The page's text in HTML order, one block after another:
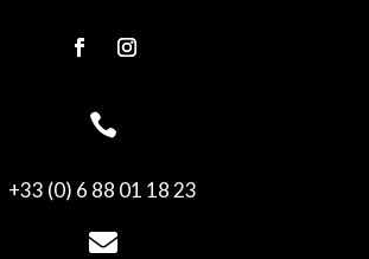

+33 (0) 6 88 01 18 23
